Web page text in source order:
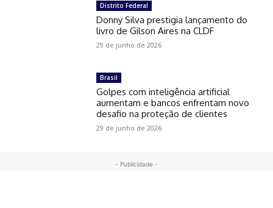
Distrito Federal
Donny Silva prestigia lançamento do
livro de Gilson Aires na CLDF
29 de junho de 2026
Brasil
Golpes com inteligência artificial
aumentam e bancos enfrentam novo
desafio na proteção de clientes
29 de junho de 2026
- Publicidade -